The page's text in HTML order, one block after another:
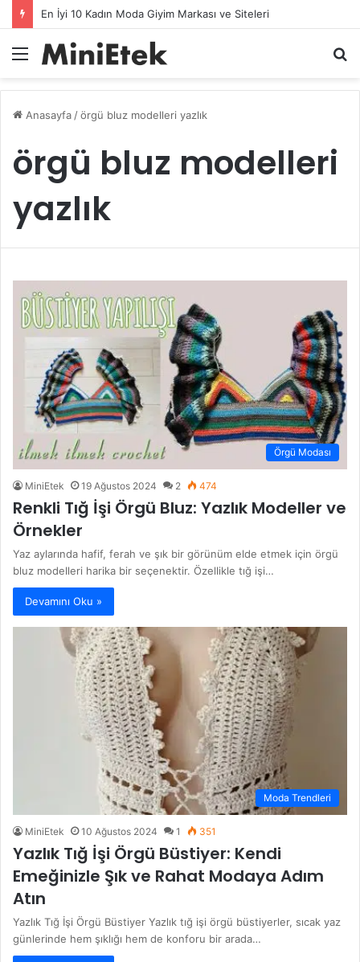
2025 İçin En Şık 8 Plaj Kombini Kadın Modasında Zirvede
Menü
Anasayfa /örgü bluz modelleri yazlık
örgü bluz modelleri
yazlık
Örgü Modası
MiniEtek 19 Ağustos 2024 2 474
Renkli Tığ İşi Örgü Bluz: Yazlık Modeller ve
Örnekler
Yaz aylarında hafif, ferah ve şık bir görünüm elde etmek için örgü
bluz modelleri harika bir seçenektir. Özellikle tığ işi…
Devamını Oku »
Moda Trendleri
MiniEtek 10 Ağustos 2024 1 351
Yazlık Tığ İşi Örgü Büstiyer: Kendi
Emeğinizle Şık ve Rahat Modaya Adım
Atın
Yazlık Tığ İşi Örgü Büstiyer Yazlık tığ işi örgü büstiyerler, sıcak yaz
günlerinde hem şıklığı hem de konforu bir arada…